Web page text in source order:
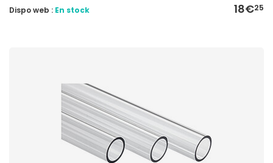
18€25
Dispo web : En stock